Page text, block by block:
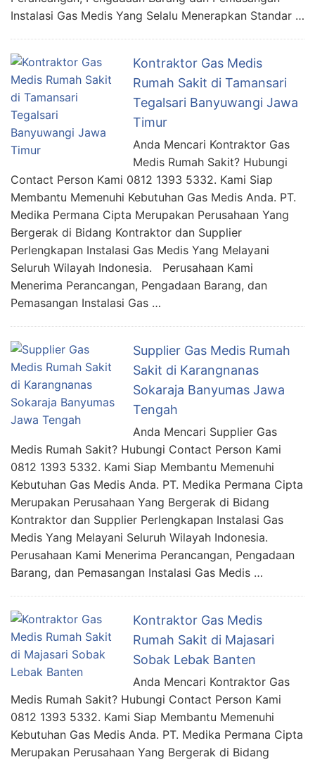
Instalasi Gas Medis Yang Selalu Menerapkan Standar …
Kontraktor Gas Medis
Rumah Sakit di Tamansari
Tegalsari Banyuwangi Jawa
Timur
Anda Mencari Kontraktor Gas
Medis Rumah Sakit? Hubungi
Contact Person Kami 0812 1393 5332. Kami Siap
Membantu Memenuhi Kebutuhan Gas Medis Anda. PT.
Medika Permana Cipta Merupakan Perusahaan Yang
Bergerak di Bidang Kontraktor dan Supplier
Perlengkapan Instalasi Gas Medis Yang Melayani
Seluruh Wilayah Indonesia. Perusahaan Kami
Menerima Perancangan, Pengadaan Barang, dan
Pemasangan Instalasi Gas …
Supplier Gas Medis Rumah
Sakit di Karangnanas
Sokaraja Banyumas Jawa
Tengah
Anda Mencari Supplier Gas
Medis Rumah Sakit? Hubungi Contact Person Kami
0812 1393 5332. Kami Siap Membantu Memenuhi
Kebutuhan Gas Medis Anda. PT. Medika Permana Cipta
Merupakan Perusahaan Yang Bergerak di Bidang
Kontraktor dan Supplier Perlengkapan Instalasi Gas
Medis Yang Melayani Seluruh Wilayah Indonesia.
Perusahaan Kami Menerima Perancangan, Pengadaan
Barang, dan Pemasangan Instalasi Gas Medis …
Kontraktor Gas Medis
Rumah Sakit di Majasari
Sobak Lebak Banten
Anda Mencari Kontraktor Gas
Medis Rumah Sakit? Hubungi Contact Person Kami
0812 1393 5332. Kami Siap Membantu Memenuhi
Kebutuhan Gas Medis Anda. PT. Medika Permana Cipta
Merupakan Perusahaan Yang Bergerak di Bidang